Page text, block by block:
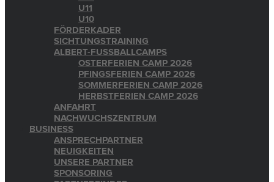
U11
U10
FÖRDERKADER
SICHTUNGSTRAINING
ALBERT-FUSSBALLCAMPS
OSTERFERIEN CAMP 2026
PFINGSFERIEN CAMP 2026
SOMMERFERIEN CAMP 2026
HERBSTFERIEN CAMP 2026
ANFAHRT
NACHWUCHSZENTRUM
BUSINESS
ANSPRECHPARTNER
NEUIGKEITEN
UNSERE PARTNER
SPONSORING